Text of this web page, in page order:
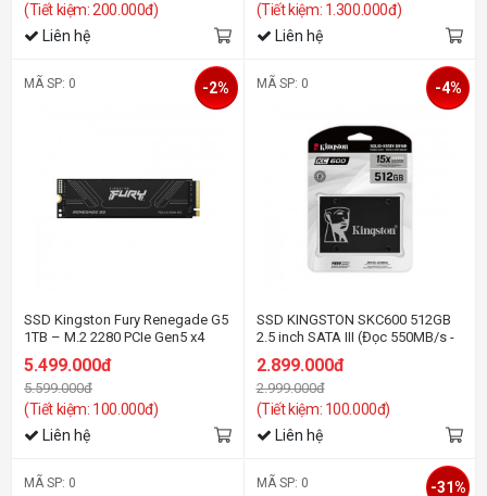
(Tiết kiệm: 200.000đ)
Liên hệ
(Tiết kiệm: 1.300.000đ)
Liên hệ
MÃ SP: 0
SSD Kingston Fury Renegade G5
1TB – M.2 2280 PCIe Gen5 x4
11000MB/s)-(SFYR2S/1T0)
5.499.000đ
5.599.000đ
(Tiết kiệm: 100.000đ)
-2%
Liên hệ
MÃ SP: 0
SSD KINGSTON SKC600 512GB
2.5 inch SATA III (Đọc 550MB/s -
2.899.000đ
2.999.000đ
(Tiết kiệm: 100.000đ)
-4%
Liên hệ
MÃ SP: 0 MÃ SP: 0 -31%